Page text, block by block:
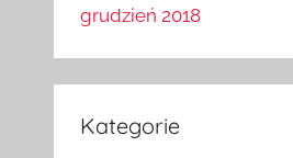
grudzień 2018
Kategorie